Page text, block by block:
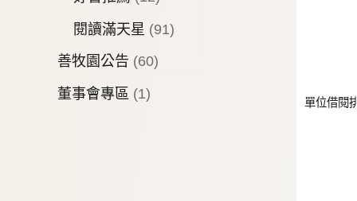
閱讀滿天星 (91)
善牧園公告 (60)
董事會專區 (1)
單位借閱